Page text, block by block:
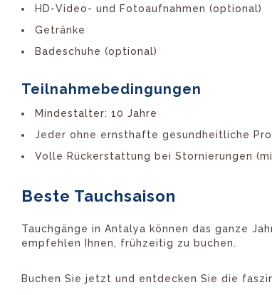
HD-Video- und Fotoaufnahmen (optional)
Getränke
Badeschuhe (optional)
Teilnahmebedingungen
Mindestalter: 10 Jahre
Jeder ohne ernsthafte gesundheitliche
Volle Rückerstattung bei Stornierungen
Beste Tauchsaison
Tauchgänge in Antalya können das ganze
empfehlen Ihnen, frühzeitig zu buchen.
Buchen Sie jetzt und entdecken Sie die